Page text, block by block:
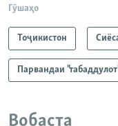
Гӯшаҳо
Тоҷикистон
Парвандаи
Вобаста